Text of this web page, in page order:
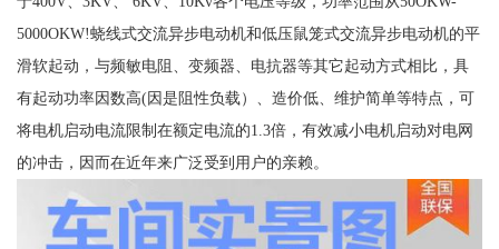
5000OKW!蛲线式交流异步电动机和低压鼠笼式交流异步电动机的平
滑软起动，与频敏电阻、变频器、电抗器等其它起动方式相比，具
有起动功率因数高(因是阻性负载）、造价低、维护简单等特点，可
将电机启动电流限制在额定电流的1.3倍，有效减小电机启动对电网
的冲击，因而在近年来广泛受到用户的亲赖。